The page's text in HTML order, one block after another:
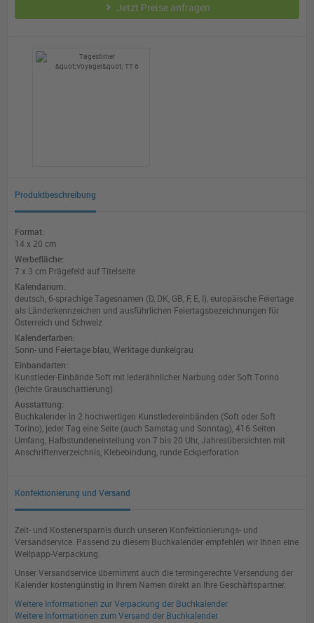
Jetzt Preise anfragen
Produktbeschreibung
Format:
14 x 20 cm
Werbefläche:
7 x 3 cm Prägefeld auf Titelseite
Kalendarium:
deutsch, 6-sprachige Tagesnamen (D, DK, GB, F, E, I), europäische Feiertage
als Länderkennzeichen und ausführlichen Feiertagsbezeichnungen für
Österreich und Schweiz
Kalenderfarben:
Sonn- und Feiertage blau, Werktage dunkelgrau
Einbandarten:
Kunstleder-Einbände Soft mit lederähnlicher Narbung oder Soft Torino
(leichte Grauschattierung)
Ausstattung:
Buchkalender in 2 hochwertigen Kunstledereinbänden (Soft oder Soft
Torino), jeder Tag eine Seite (auch Samstag und Sonntag), 416 Seiten
Umfang, Halbstundeneinteilung von 7 bis 20 Uhr, Jahresübersichten mit
Anschriftenverzeichnis, Klebebindung, runde Eckperforation
Konfektionierung und Versand
Zeit- und Kostenersparnis durch unseren Konfektionierungs- und
Versandservice. Passend zu diesem Buchkalender empfehlen wir Ihnen eine
Wellpapp-Verpackung.
Unser Versandservice übernimmt auch die termingerechte Versendung der
Kalender kostengünstig in Ihrem Namen direkt an Ihre Geschäftspartner.
Weitere Informationen zur Verpackung der Buchkalender
Weitere Informationen zum Versand der Buchkalender